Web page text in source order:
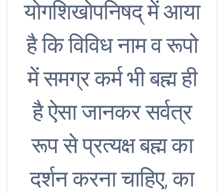
योगशिखोपनिषद् में आया
है कि विविध नाम व रूपो
में समग्र कर्म भी बह्म ही
है ऐसा जानकर सर्वत्र
रूप से प्रत्यक्ष बह्म का
दर्शन करना चाहिए, का